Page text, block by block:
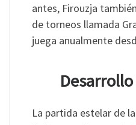
antes, Firouzja
de torneos llamada
juega anualmente
La partida estelar de